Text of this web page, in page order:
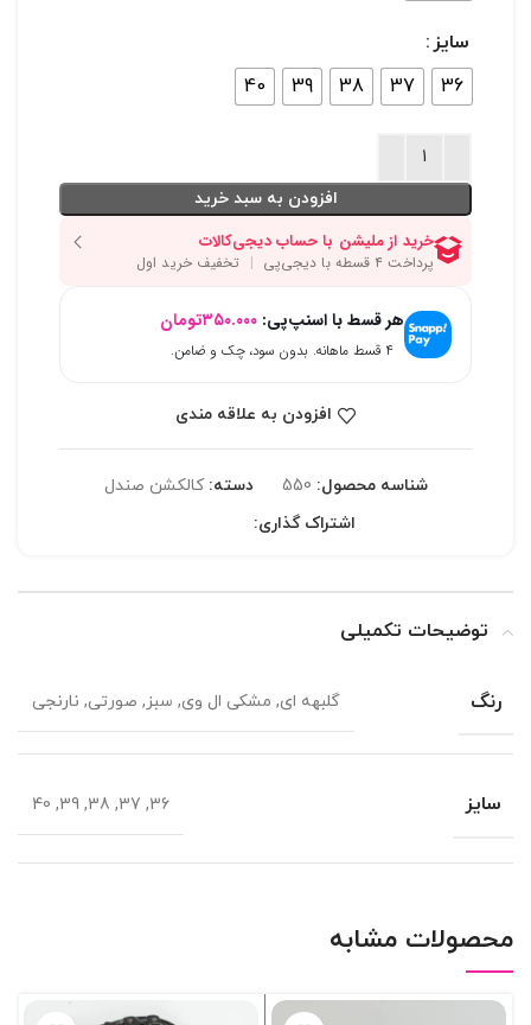
سایز
36
37
38
39
40
افزودن به سبد خرید
هر قسط با اسنپ‌پی: ۳۵۰.۰۰۰تومان
۴ قسط ماهانه. بدون سود، چک و ضامن.
افزودن به علاقه مندی
شناسه محصول: 550 دسته: کالکشن صندل
اشتراک گذاری:
توضیحات تکمیلی
رنگ گلبهه ای, مشکی ال وی, سبز, صورتی, نارنجی
سایز 36, 37, 38, 39, 40
محصولات مشابه